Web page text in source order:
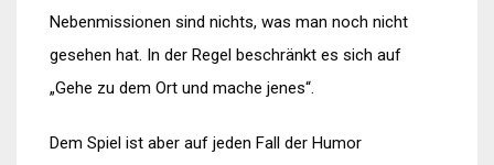
Nebenmissionen sind nichts, was man noch nicht
gesehen hat. In der Regel beschränkt es sich auf
„Gehe zu dem Ort und mache jenes“.
Dem Spiel ist aber auf jeden Fall der Humor